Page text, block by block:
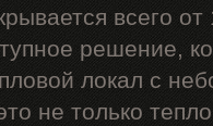
всего
решение,
локал с
не только